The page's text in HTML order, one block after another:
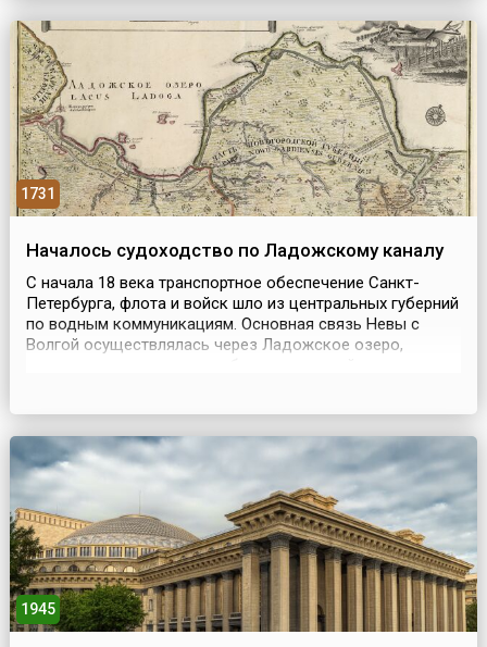
осторожно, то в 1660-х годах он создал свои лучшие
коме...
1731
Началось судоходство по Ладожскому каналу
С начала 18 века транспортное обеспечение Санкт-
Петербурга, флота и войск шло из центральных губерний
по водным коммуникациям. Основная связь Невы с
Волгой осуществлялась через Ладожское озеро,
долже...
1945